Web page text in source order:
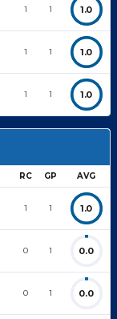
1 1 1.0
1 1 1.0
1 1 1.0
RC GP AVG
1 1 1.0
0 1 0.0
0 1 0.0